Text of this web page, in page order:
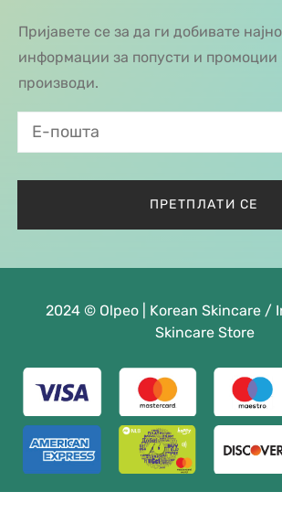
Пријавете се за да ги добивате
информации за попусти и промоции
производи.
2024 © Olpeo | Korean Skincare /
Skincare Store